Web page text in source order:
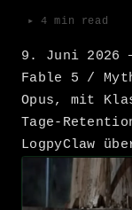
▸ 4 min read
9. Juni 2026
Fable 5 /
Opus, mit
Tage-
LogpyClaw